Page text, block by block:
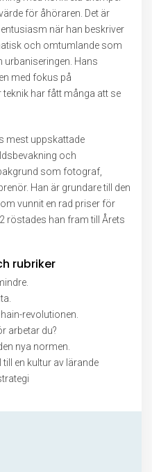
för åhöraren. Det är
när han beskriver
och omtumlande som
urbaniseringen. Hans
med fokus på
har fått många att se
mest uppskattade
och
som fotograf,
Han är grundare till den
vunnit en rad priser för
röstades han fram till Årets
rubriker
revolutionen.
arbetar du?
nya normen.
till en kultur av lärande